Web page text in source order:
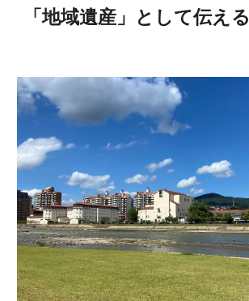
「地域遺産」として伝える